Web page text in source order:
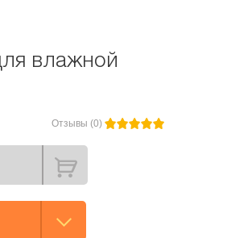
влажной
Отзывы (0)